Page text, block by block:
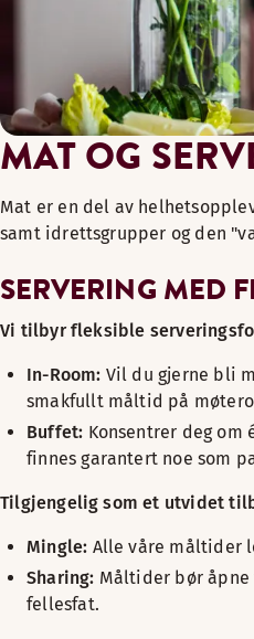
MAT OG
Mat er en del av
samt idrettsgrupper og den
SERVERING MED
Vi tilbyr fleksible
In-Room: Vil du gjerne bli
smakfullt måltid på
Buffet: Konsentrer deg
finnes garantert noe som
Tilgjengelig som et utvidet
Mingle: Alle våre måltider
Sharing: Måltider bør åpne
fellesfat.